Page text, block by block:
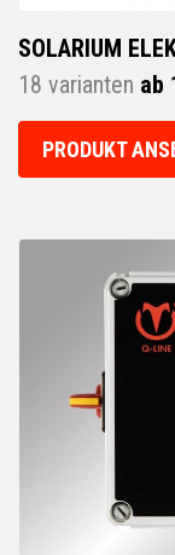
SOLARIUM
18 varianten ab
PRODUKT